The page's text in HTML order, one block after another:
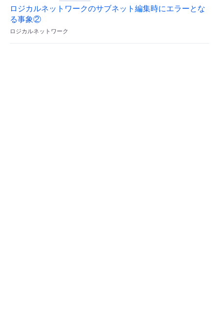
ロジカルネットワークのサブネット編集時にエラーとな
る事象②
ロジカルネットワーク